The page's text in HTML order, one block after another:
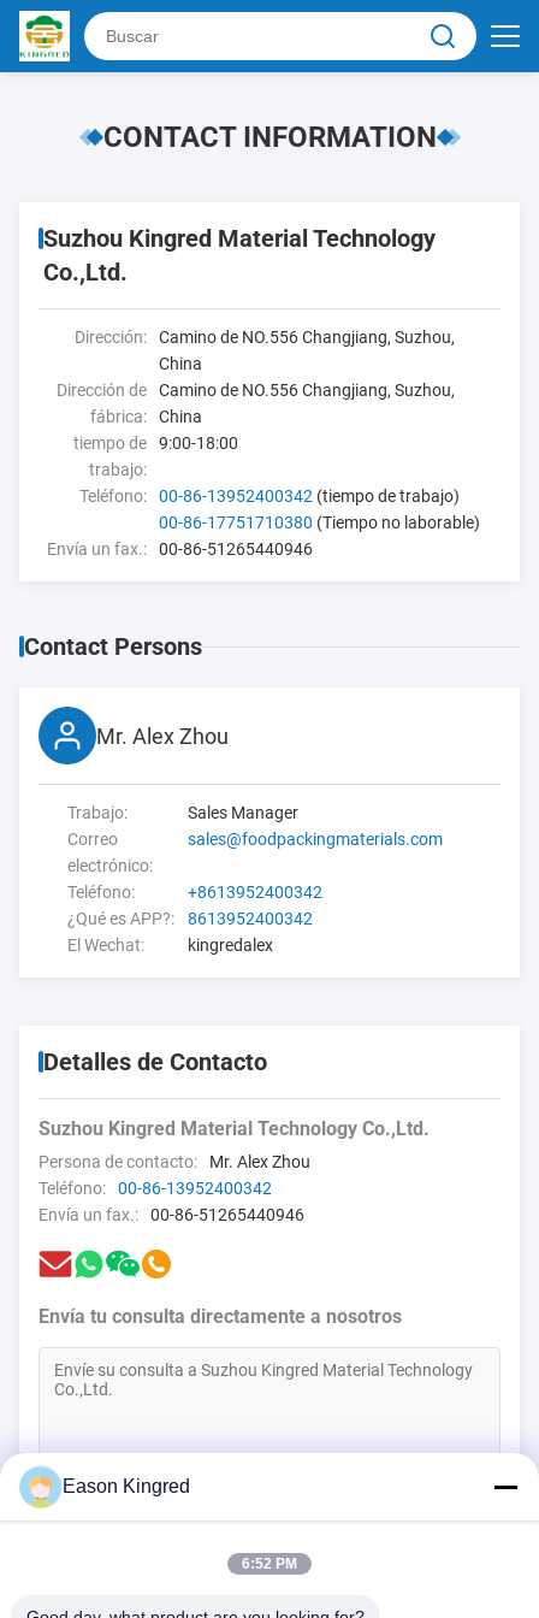
CONTACT INFORMATION
Suzhou Kingred Material Technology
Co.,Ltd.
Dirección:
Camino de NO.556 Changjiang, Suzhou,
China
Dirección de
fábrica:
Camino de NO.556 Changjiang, Suzhou,
China
tiempo de
trabajo:
9:00-18:00
Teléfono: 00-86-13952400342 (tiempo de trabajo)
00-86-17751710380 (Tiempo no laborable)
Envía un fax.:
00-86-51265440946
Contact Persons
Mr. Alex Zhou
Trabajo:
Sales Manager
Correo
electrónico:
sales@foodpackingmaterials.com
Teléfono:
+8613952400342
¿Qué es APP?:
8613952400342
El Wechat:
kingredalex
Detalles de Contacto
Suzhou Kingred Material Technology Co.,Ltd.
Persona de contacto:
Mr. Alex Zhou
Teléfono:
00-86-13952400342
Envía un fax.:
00-86-51265440946
Envía tu consulta directamente a nosotros
Contacta ahora
Eason Kingred
6:52 PM